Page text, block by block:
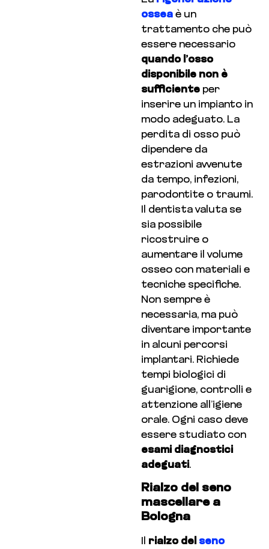
ossea è un
trattamento che può
essere necessario
quando l’osso
disponibile non è
sufficiente per
inserire un impianto in
modo adeguato. La
perdita di osso può
dipendere da
estrazioni avvenute
da tempo, infezioni,
parodontite o traumi.
Il dentista valuta se
sia possibile
ricostruire o
aumentare il volume
osseo con materiali e
tecniche specifiche.
Non sempre è
necessaria, ma può
diventare importante
in alcuni percorsi
implantari. Richiede
tempi biologici di
guarigione, controlli e
attenzione all’igiene
orale. Ogni caso deve
essere studiato con
esami diagnostici
adeguati.
Rialzo del seno
mascellare a
Bologna
rialzo del seno